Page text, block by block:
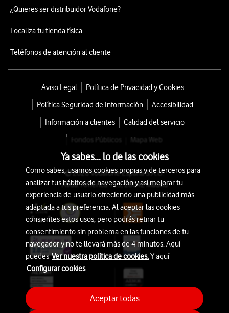
¿Quieres ser distribuidor Vodafone?
Localiza tu tienda física
Teléfonos de atención al cliente
Aviso Legal
Política de Privacidad y Cookies
Política Seguridad de Información
Accesibilidad
Información a clientes
Calidad del servicio
Fondos Públicos
Mapa Web
© 2026 Vodafone España S.A.U.
Avda. América 115, 28042 Madrid
Ya sabes... lo de las cookies
Como sabes, usamos cookies propias y de terceros para
analizar tus hábitos de navegación y así mejorar tu
experiencia de usuario ofreciendo una publicidad más
adaptada a tus preferencia. Al aceptar las cookies
consientes estos usos, pero podrás retirar tu
consentimiento sin problema en las funciones de tu
navegador y no te llevará más de 4 minutos. Aquí
puedesVer nuestra política de cookies.Y aquí
Configurar cookies
Aceptar todas